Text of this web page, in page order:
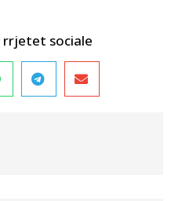
rrjetet sociale